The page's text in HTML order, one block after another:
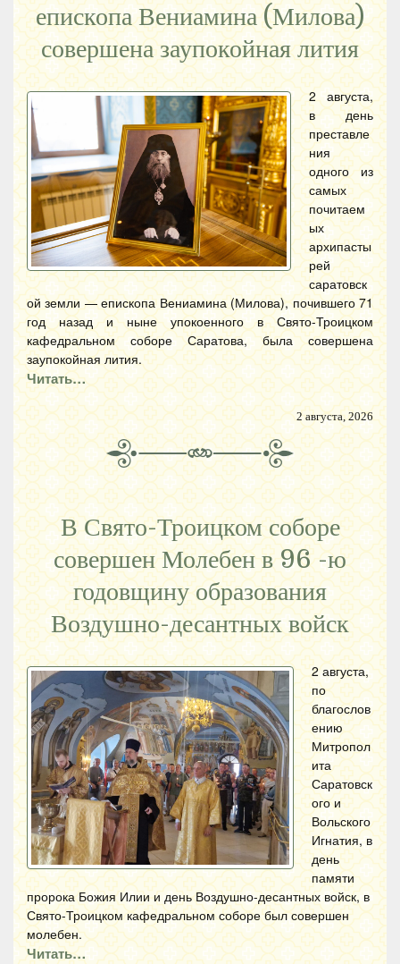
епископа Вениамина (Милова)
совершена заупокойная лития
2 августа,
в день
преставле
ния
одного из
самых
почитаем
ых
архипасты
рей
саратовск
ой земли — епископа Вениамина (Милова), почившего 71
год назад и ныне упокоенного в Свято-Троицком
кафедральном соборе Саратова, была совершена
заупокойная лития.
Читать…
2 августа, 2026
В Свято-Троицком соборе
совершен Молебен в 96 -ю
годовщину образования
Воздушно-десантных войск
2 августа,
по
благослов
ению
Митропол
ита
Саратовск
ого и
Вольского
Игнатия, в
день
памяти
пророка Божия Илии и день Воздушно-десантных войск, в
Свято-Троицком кафедральном соборе был совершен
молебен.
Читать…